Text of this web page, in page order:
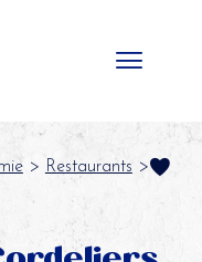
> Restaurants >